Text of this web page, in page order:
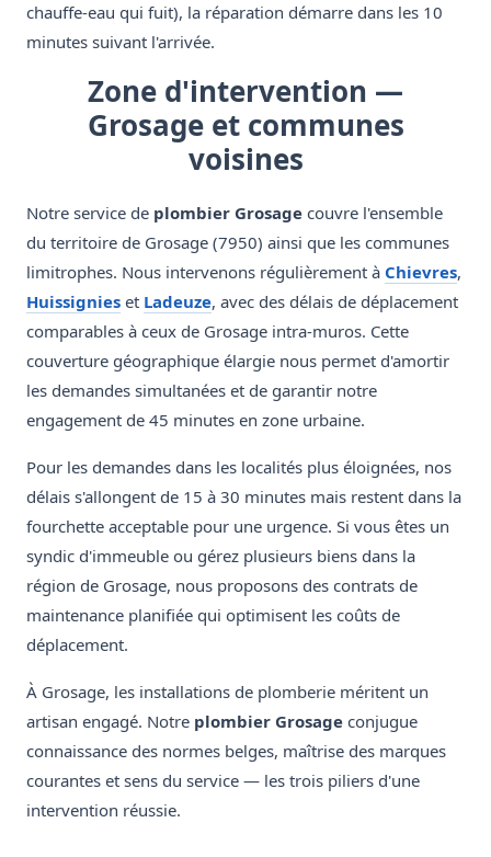
chauffe-eau qui fuit), la réparation démarre dans les 10
minutes suivant l'arrivée.
Zone d'intervention —
Grosage et communes
voisines
Notre service de plombier Grosage couvre l'ensemble
du territoire de Grosage (7950) ainsi que les communes
limitrophes. Nous intervenons régulièrement à Chievres,
Huissignies et Ladeuze, avec des délais de déplacement
comparables à ceux de Grosage intra-muros. Cette
couverture géographique élargie nous permet d'amortir
les demandes simultanées et de garantir notre
engagement de 45 minutes en zone urbaine.
Pour les demandes dans les localités plus éloignées, nos
délais s'allongent de 15 à 30 minutes mais restent dans la
fourchette acceptable pour une urgence. Si vous êtes un
syndic d'immeuble ou gérez plusieurs biens dans la
région de Grosage, nous proposons des contrats de
maintenance planifiée qui optimisent les coûts de
déplacement.
À Grosage, les installations de plomberie méritent un
artisan engagé. Notre plombier Grosage conjugue
connaissance des normes belges, maîtrise des marques
courantes et sens du service — les trois piliers d'une
intervention réussie.